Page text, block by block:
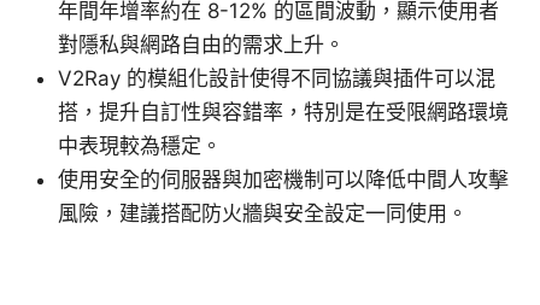
年間年增率約在 8-12% 的區間波動，顯示使用者
對隱私與網路自由的需求上升。
V2Ray 的模組化設計使得不同協議與插件可以混
搭，提升自訂性與容錯率，特別是在受限網路環境
中表現較為穩定。
使用安全的伺服器與加密機制可以降低中間人攻擊
風險，建議搭配防火牆與安全設定一同使用。